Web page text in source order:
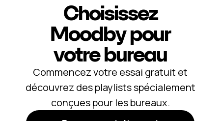
Choisissez
Moodby pour
votre bureau
Commencez votre essai gratuit et
découvrez des playlists spécialement
conçues pour les bureaux.